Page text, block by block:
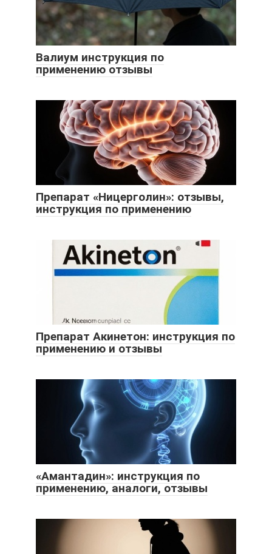
Валиум инструкция по
применению отзывы
Препарат «Ницерголин»: отзывы,
инструкция по применению
Препарат Акинетон: инструкция по
применению и отзывы
«Амантадин»: инструкция по
применению, аналоги, отзывы